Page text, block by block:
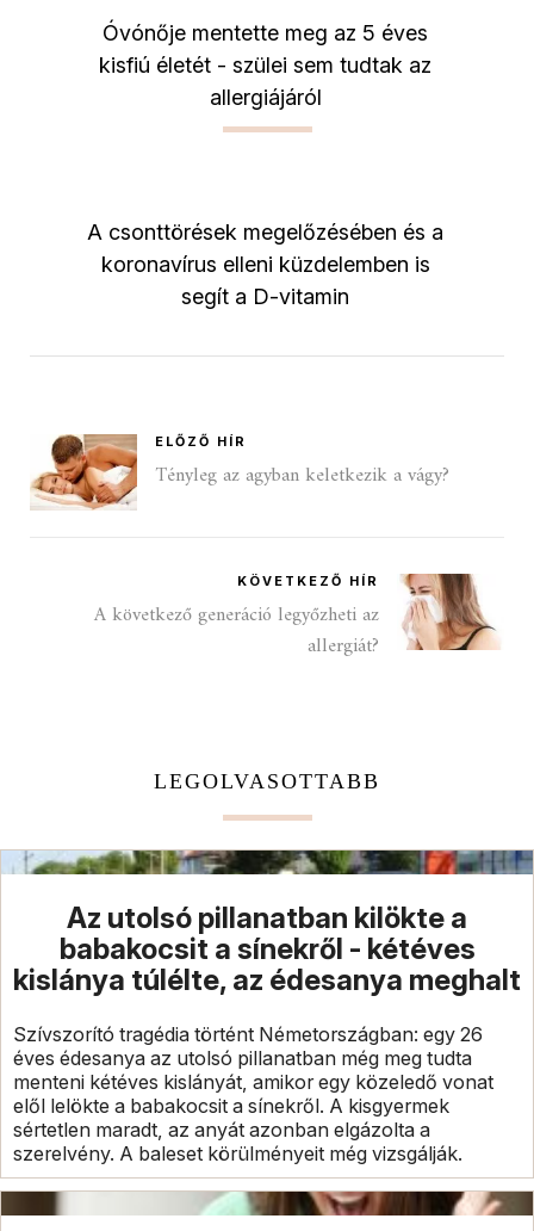
Óvónője mentette meg az 5 éves
kisfiú életét - szülei sem tudtak az
allergiájáról
A csonttörések megelőzésében és a
koronavírus elleni küzdelemben is
segít a D-vitamin
ELŐZŐ HÍR
Tényleg az agyban keletkezik a vágy?
KÖVETKEZŐ HÍR
A következő generáció legyőzheti az
allergiát?
LEGOLVASOTTABB
Az utolsó pillanatban kilökte a
babakocsit a sínekről - kétéves
kislánya túlélte, az édesanya meghalt
Szívszorító tragédia történt Németországban: egy 26
éves édesanya az utolsó pillanatban még meg tudta
menteni kétéves kislányát, amikor egy közeledő vonat
elől lelökte a babakocsit a sínekről. A kisgyermek
sértetlen maradt, az anyát azonban elgázolta a
szerelvény. A baleset körülményeit még vizsgálják.